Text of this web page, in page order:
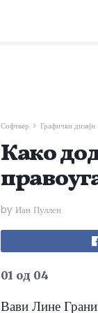
Софтвер Графички дизајн
Како
by Иан Пуллен
01 од 04
Вави Лине